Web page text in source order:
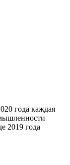
года каждая
2019 года